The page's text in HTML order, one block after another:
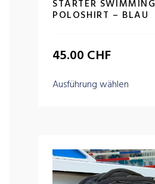
STARTER SWIMMING
POLOSHIRT – BLAU
45.00 CHF
Ausführung wählen